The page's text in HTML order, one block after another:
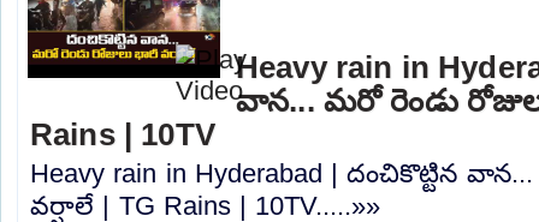
Heavy rain in
వాన... మరో రెండు
Rains | 10TV
Heavy rain in Hyderabad | దంచికొట్టిన
వర్షాలే | TG Rains | 10TV.....»»